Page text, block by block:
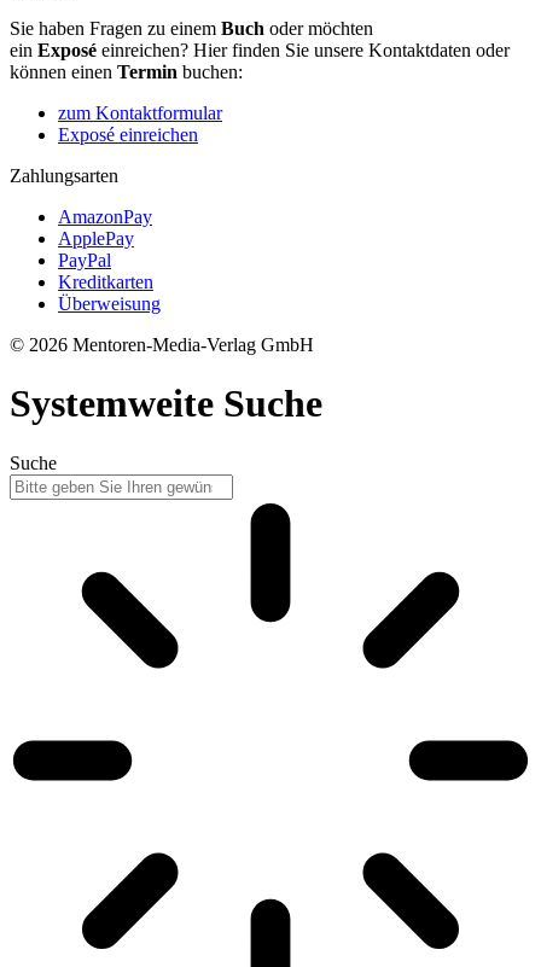
Sie haben Fragen zu einem Buch oder möchten
ein Exposé einreichen? Hier finden Sie unsere Kontaktdaten oder
können einen Termin buchen:
zum Kontaktformular
Exposé einreichen
Zahlungsarten
AmazonPay
ApplePay
PayPal
Kreditkarten
Überweisung
© 2026 Mentoren-Media-Verlag GmbH
Systemweite Suche
Suche